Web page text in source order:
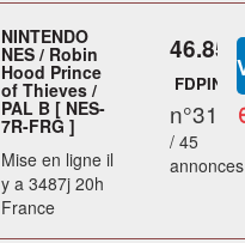
NINTENDO
NES / Robin
Hood Prince
of Thieves /
PAL B [ NES-
7R-FRG ]
Mise en ligne il
y a 3487j 20h
France
46.85 €
FDPIN
n°31
/ 45
annonces